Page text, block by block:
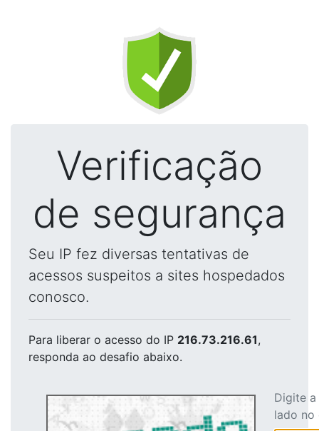
Verificação
de segurança
Seu IP fez diversas tentativas de
acessos suspeitos a sites hospedados
conosco.
Para liberar o acesso do IP 216.73.216.61,
responda ao desafio abaixo.
Digite
lado no